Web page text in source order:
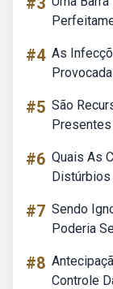
#4 As
#5 São
Presentes
#6 Quais As
Distúrbios
#7 Sendo
Poderia
#8
Controle